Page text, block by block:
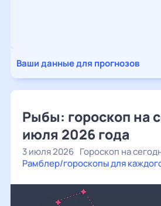
Ваши данные для прогнозов
Рыбы: гороскоп на
июля 2026 года
3 июля 2026 Гороскоп на
Рамблер/гороскопы для